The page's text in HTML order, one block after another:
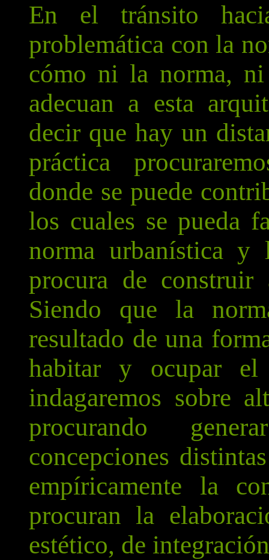
En el tránsito
problemática con la
cómo ni la norma,
adecuan a esta
decir que hay un
práctica
donde se puede
los cuales se pueda
norma urbanística y
procura de
Siendo que la
resultado de una
habitar y ocupar el
indagaremos sobre
procurando
concepciones
empíricamente la
procuran la
estético, de